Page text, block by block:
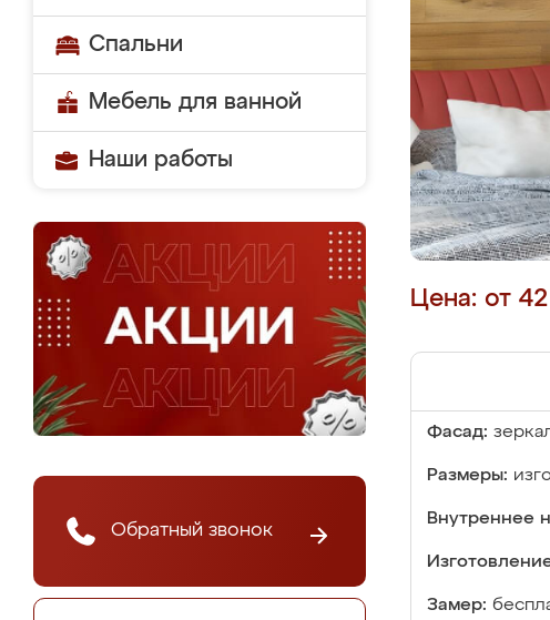
Спальни
Мебель для ванной
Наши работы
Обратный звонок
Цена: от
Фасад:
Размеры:
Внутреннее
Замер: